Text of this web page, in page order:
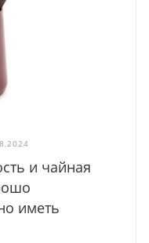
и чайная
иметь